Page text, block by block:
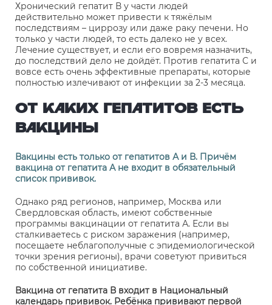
Хронический гепатит В у части людей
действительно может привести к тяжёлым
последствиям – циррозу или даже раку печени. Но
только у части людей, то есть далеко не у всех.
Лечение существует, и если его вовремя назначить,
до последствий дело не дойдёт. Против гепатита С и
вовсе есть очень эффективные препараты, которые
полностью излечивают от инфекции за 2-3 месяца.
ОТ КАКИХ ГЕПАТИТОВ ЕСТЬ
ВАКЦИНЫ
Вакцины есть только от гепатитов А и В. Причём
вакцина от гепатита А не входит в обязательный
список прививок.
Однако ряд регионов, например, Москва или
Свердловская область, имеют собственные
программы вакцинации от гепатита А. Если вы
сталкиваетесь с риском заражения (например,
посещаете неблагополучные с эпидемиологической
точки зрения регионы), врачи советуют привиться
по собственной инициативе.
Вакцина от гепатита В входит в Национальный
календарь прививок. Ребёнка прививают первой